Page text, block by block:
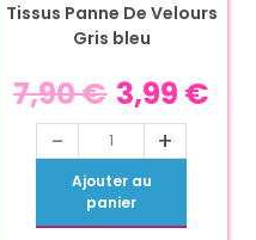
Tissus Panne De Velours
Gris bleu
7,90€ 3,99 €
- +
Ajouter au
panier